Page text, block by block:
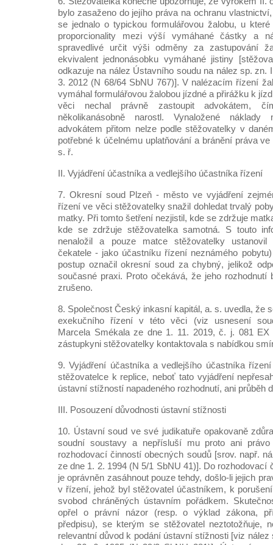
bylo zasaženo do jejího práva na ochranu
se jednalo o typickou formulářovou žalobu, u
proporcionality mezi výší vymáhané částky a
spravedlivé určit výši odměny za zastupování
ekvivalent jednonásobku vymáhané jistiny
odkazuje na nález Ústavního soudu na nález sp. zn.
3. 2012 (N 68/64 SbNU 767)]. V nalézacím řízení
vymáhal formulářovou žalobou jízdné a přirážku k
věci nechal právně zastoupit advokátem,
několikanásobně narostl. Vynaložené
advokátem přitom nelze podle stěžovatelky v
potřebné k účelnému uplatňování a bránění práva
s. ř.
II. Vyjádření účastníka a vedlejšího účastníka řízení
7. Okresní soud Plzeň - město ve vyjádření
řízení ve věci stěžovatelky snažil dohledat trvalý
matky. Při tomto šetření nezjistil, kde se zdržuje
kde se zdržuje stěžovatelka samotná. S touto
nenaložil a pouze matce stěžovatelky ustanovil
čekatele - jako účastníku řízení neznámého
postup označil okresní soud za chybný, jelikož
současné praxi. Proto očekává, že jeho rozhodnutí
zrušeno.
8. Společnost Český inkasní kapitál, a. s. uvedla, že
exekučního řízení v této věci (viz usnesení
Marcela Smékala ze dne 1. 11. 2019, č. j. 081 EX
zástupkyni stěžovatelky kontaktovala s nabídkou
9. Vyjádření účastníka a vedlejšího účastníka
stěžovatelce k replice, neboť tato vyjádření
ústavní stížností napadeného rozhodnutí, ani průběh
III. Posouzení důvodnosti ústavní stížnosti
10. Ústavní soud ve své judikatuře opakovaně
soudní soustavy a nepřísluší mu proto ani právo
rozhodovací činností obecných soudů [srov. např.
ze dne 1. 2. 1994 (N 5/1 SbNU 41)]. Do rozhodovací
je oprávněn zasáhnout pouze tehdy, došlo-li jejich
v řízení, jehož byl stěžovatel účastníkem, k
svobod chráněných ústavním pořádkem.
opřel o právní názor (resp. o výklad zákona,
předpisu), se kterým se stěžovatel neztotožňuje,
relevantní důvod k podání ústavní stížnosti [viz nález